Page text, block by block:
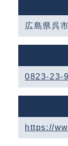
広島県呉
0823-23-
https://